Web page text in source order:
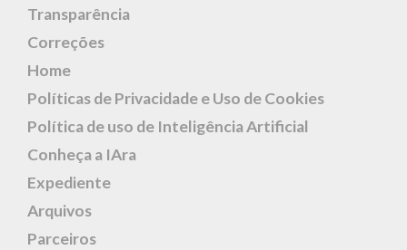
Transparência
Correções
Home
Políticas de Privacidade e Uso de Cookies
Política de uso de Inteligência Artificial
Conheça a IAra
Expediente
Arquivos
Parceiros